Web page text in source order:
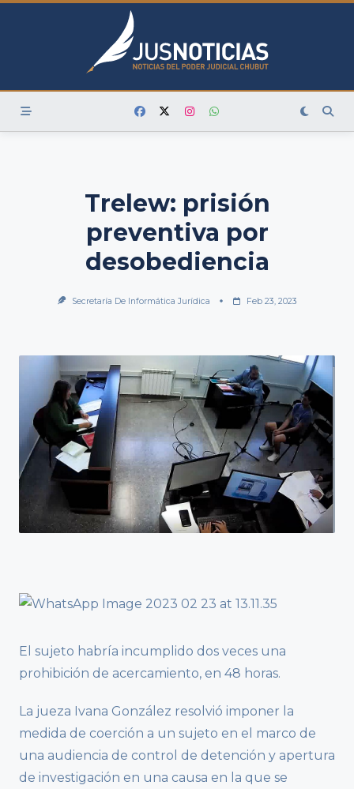
Skip
Trelew: prisión
preventiva por
desobediencia
Secretaría De Informática Jurídica Feb 23, 2023
El sujeto habría incumplido dos veces una
prohibición de acercamiento, en 48 horas.
La jueza Ivana González resolvió imponer la
medida de coerción a un sujeto en el marco de
una audiencia de control de detención y apertura
de investigación en una causa en la que se